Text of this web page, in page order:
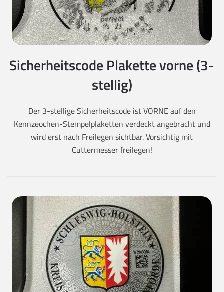
Sicherheitscode Plakette vorne (3-
stellig)
Der 3-stellige Sicherheitscode ist VORNE auf den
Kennzeochen-Stempelplaketten verdeckt angebracht und
wird erst nach Freilegen sichtbar. Vorsichtig mit
Cuttermesser freilegen!